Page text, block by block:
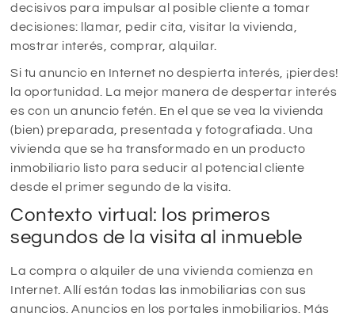
decisivos para impulsar al posible cliente a tomar
decisiones: llamar, pedir cita, visitar la vivienda,
mostrar interés, comprar, alquilar.
Si tu anuncio en Internet no despierta interés, ¡pierdes!
la oportunidad. La mejor manera de despertar interés
es con un anuncio fetén. En el que se vea la vivienda
(bien) preparada, presentada y fotografiada. Una
vivienda que se ha transformado en un producto
inmobiliario listo para seducir al potencial cliente
desde el primer segundo de la visita.
Contexto virtual: los primeros
segundos de la visita al inmueble
La compra o alquiler de una vivienda comienza en
Internet. Allí están todas las inmobiliarias con sus
anuncios. Anuncios en los portales inmobiliarios. Más